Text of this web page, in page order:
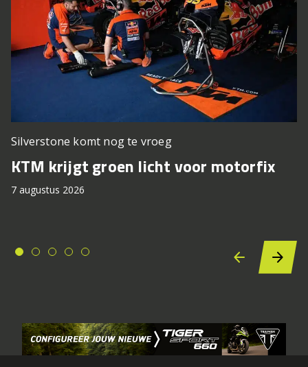
Silverstone komt nog te vroeg
KTM krijgt groen licht voor motorfix
7 augustus 2026